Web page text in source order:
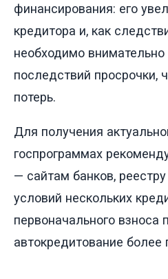
финансирования: его
кредитора и, как
необходимо внимательно
последствий
потерь.
Для получения
госпрограммах
— сайтам банков,
условий нескольких
первоначального взноса
автокредитование